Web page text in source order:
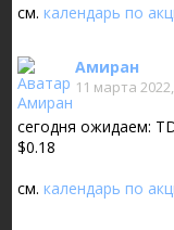
см.календарь по
Амиран
11 марта
сегодня ожидаем:
$0.18
см.календарь по